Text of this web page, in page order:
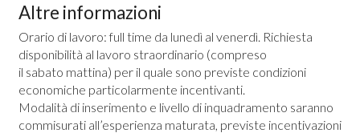
Altre informazioni
Orario di lavoro: full time da lunedì al venerdì. Richiesta
disponibilità al lavoro straordinario (compreso
il sabato mattina) per il quale sono previste condizioni
economiche particolarmente incentivanti.
Modalità di inserimento e livello di inquadramento saranno
commisurati all’esperienza maturata, previste incentivazioni